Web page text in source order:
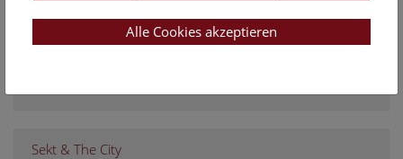
Sekt & The City
Alle Cookies akzeptieren